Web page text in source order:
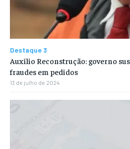
Destaque 3
Auxílio Reconstrução: governo
fraudes em pedidos
13 de julho de 2024